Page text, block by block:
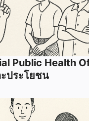
Public Health
ประโยชน